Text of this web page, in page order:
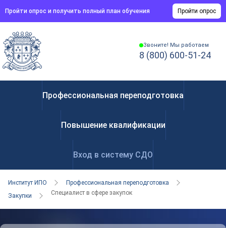
Пройти опрос и получить полный план обучения Пройти опрос
Звоните! Мы работаем
8 (800) 600-51-24
Профессиональная переподготовка
Повышение квалификации
Вход в систему СДО
Институт ИПО
Профессиональная переподготовка
Закупки
Специалист в сфере закупок